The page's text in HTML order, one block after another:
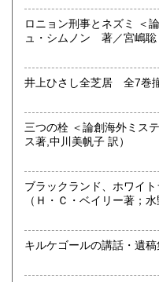
最寄駅：西荻窪駅徒歩3分
営業時間：11:00～18:30
定休日：毎週月曜日/第2・
書籍の買取について
取扱分野外の書籍も買取
ますので、本の整理の際
取り扱い分野
ロニョン刑事とネズミ ＜論創海
ュ・シムノン 著／宮嶋
三つの栓 ＜論創海外ミステリ 199＞ （ロナ
ス著,中川美帆子 訳）
ブラックランド、ホワイ
（Ｈ・Ｃ・ベイリー著；